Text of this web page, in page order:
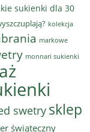
sukienki dla 30
kolekcja
markowe
monnari sukienki
swetry sklep
świąteczny